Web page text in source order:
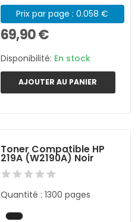
Prix par page : 0.058 €
69,90 €
Disponibilité: En stock
AJOUTER AU PANIER
Toner Compatible HP
219A (W2190A) Noir
Quantité : 1300 pages